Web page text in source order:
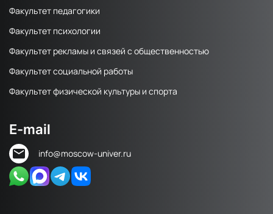
Факультет педагогики
Факультет психологии
Факультет рекламы и связей с общественностью
Факультет социальной работы
Факультет физической культуры и спорта
E-mail
info@moscow-univer.ru